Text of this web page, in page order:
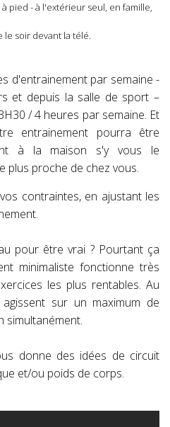
pied - à l'extérieur seul, en famille,
le soir devant la télé.
d'entrainement par semaine -
et depuis la salle de sport –
/ 4 heures par semaine. Et
entrainement pourra être
à la maison s'y vous le
plus proche de chez vous.
contraintes, en ajustant les
pour être vrai ? Pourtant ça
minimaliste fonctionne très
les plus rentables. Au
sur un maximum de
simultanément.
donne des idées de circuit
et/ou poids de corps.